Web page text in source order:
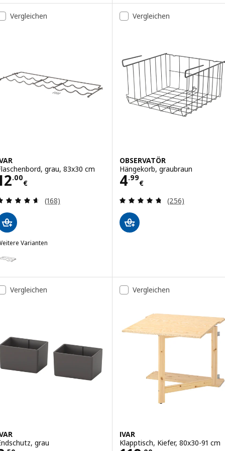
Vergleichen
grau, 83x30 cm
.00
€12.00€
Bewertungen: 4.6 von 5 Sternen. Bewertungen
(168)
Varianten
IVAR, Flaschenbord, grau, 42x30 cm
Vergleichen
OBSERVATÖR
Hängekorb, graubraun
4.99
€
Preis 4.99€
Bewertungen:
(256)
Vergleichen
grau
Vergleichen
IVAR
Klapptisch, Kiefer, 80x30-91 cm